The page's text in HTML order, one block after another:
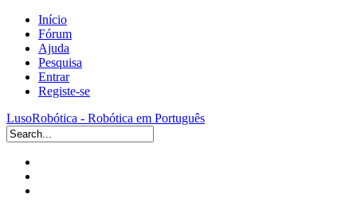
Início
Fórum
Ajuda
Pesquisa
Entrar
Registe-se
LusoRobótica - Robótica em Português